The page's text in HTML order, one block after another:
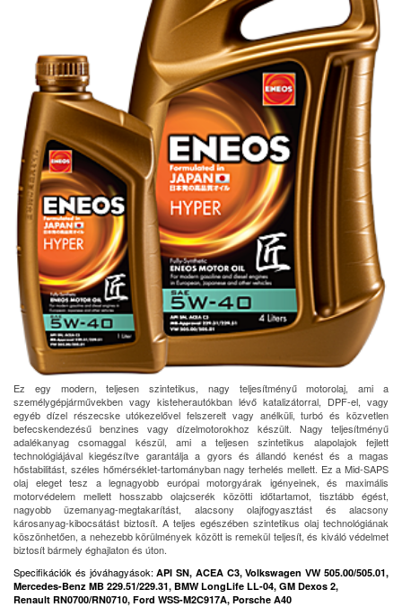
Ez egy modern, teljesen szintetikus, nagy teljesítményű motorolaj, ami a
személygépjárművekben vagy kisteherautókban lévő katalizátorral, DPF-el, vagy
egyéb dízel részecske utókezelővel felszerelt vagy anélküli, turbó és közvetlen
befecskendezésű benzines vagy dízelmotorokhoz készült. Nagy teljesítményű
adalékanyag csomaggal készül, ami a teljesen szintetikus alapolajok fejlett
technológiájával kiegészítve garantálja a gyors és állandó kenést és a magas
hőstabilitást, széles hőmérséklet-tartományban nagy terhelés mellett. Ez a Mid-SAPS
olaj eleget tesz a legnagyobb európai motorgyárak igényeinek, és maximális
motorvédelem mellett hosszabb olajcserék közötti időtartamot, tisztább égést,
nagyobb üzemanyag-megtakarítást, alacsony olajfogyasztást és alacsony
károsanyag-kibocsátást biztosít. A teljes egészében szintetikus olaj technológiának
köszönhetően, a nehezebb körülmények között is remekül teljesít, és kiváló védelmet
biztosít bármely éghajlaton és úton.
Specifikációk és jóváhagyások:API SN, ACEA C3, Volkswagen VW 505.00/505.01,
Mercedes-Benz MB 229.51/229.31, BMW LongLife LL-04, GM Dexos 2,
Renault RN0700/RN0710, Ford WSS-M2C917A, Porsche A40